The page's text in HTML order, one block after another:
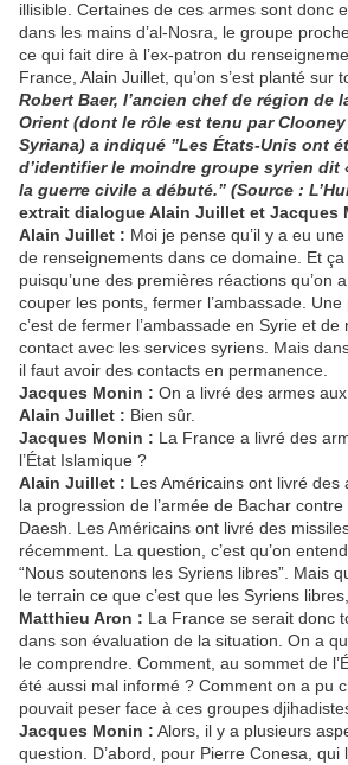
illisible. Certaines de ces armes sont donc
dans les mains d’al-Nosra, le groupe
ce qui fait dire à l’ex-patron du
France, Alain Juillet, qu’on s’est planté sur
Robert Baer, l’ancien chef de région de
Orient (dont le rôle est tenu par
Syriana) a indiqué ”Les États-Unis ont
d’identifier le moindre groupe syrien dit
la guerre civile a débuté.” (Source :
extrait dialogue Alain Juillet et Jacques
Alain Juillet : Moi je pense qu’il y a eu
de renseignements dans ce domaine. Et ça
puisqu’une des premières réactions qu’on
couper les ponts, fermer l’ambassade.
c’est de fermer l’ambassade en Syrie et
contact avec les services syriens. Mais
il faut avoir des contacts en permanence.
Jacques Monin : On a livré des armes
Alain Juillet : Bien sûr.
Jacques Monin : La France a livré des
l’État Islamique ?
Alain Juillet : Les Américains ont livré
la progression de l’armée de Bachar
Daesh. Les Américains ont livré des
récemment. La question, c’est qu’on
“Nous soutenons les Syriens libres”. Mais
le terrain ce que c’est que les Syriens
Matthieu Aron : La France se serait donc
dans son évaluation de la situation. On a
le comprendre. Comment, au sommet de
été aussi mal informé ? Comment on a pu
pouvait peser face à ces groupes
Jacques Monin : Alors, il y a plusieurs
question. D’abord, pour Pierre Conesa, qui